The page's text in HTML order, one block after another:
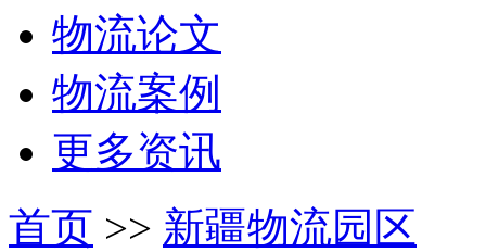
物流论文
物流案例
更多资讯
首页 >> 新疆物流园区